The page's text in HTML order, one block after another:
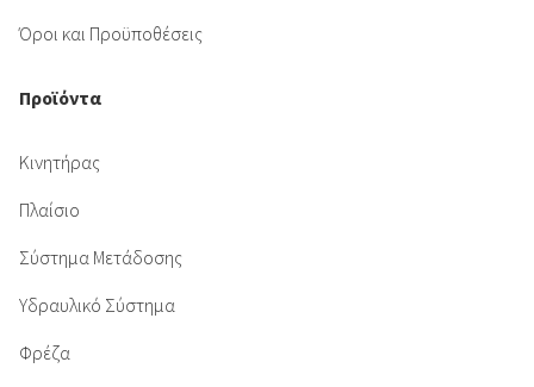
Όροι και Προϋποθέσεις
Προϊόντα
Κινητήρας
Πλαίσιο
Σύστημα Μετάδοσης
Υδραυλικό Σύστημα
Φρέζα